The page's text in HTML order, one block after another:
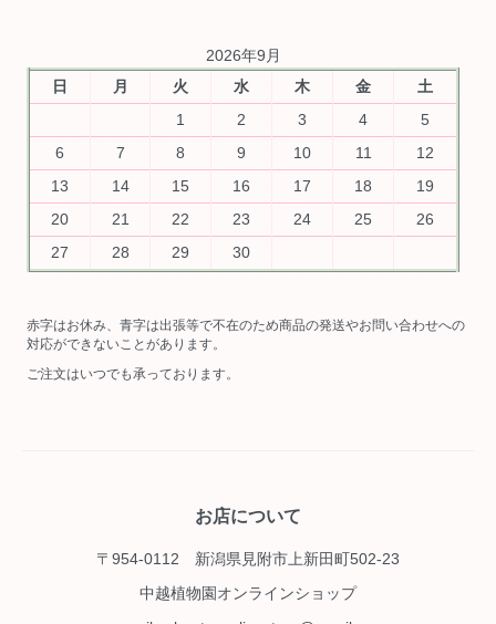
2026年9月
日
月 火 水 木 金
土
1
2 3 4
5
6
7 8 9 10 11
12
13
14 15 16 17 18
19
20
21 22 23 24 25
26
27
28 29 30
赤字はお休み、青字は出張等で不在のため商品の発送やお問い合わせへの
対応ができないことがあります。
ご注文はいつでも承っております。
お店について
〒954-0112 新潟県見附市上新田町502-23
中越植物園オンラインショップ